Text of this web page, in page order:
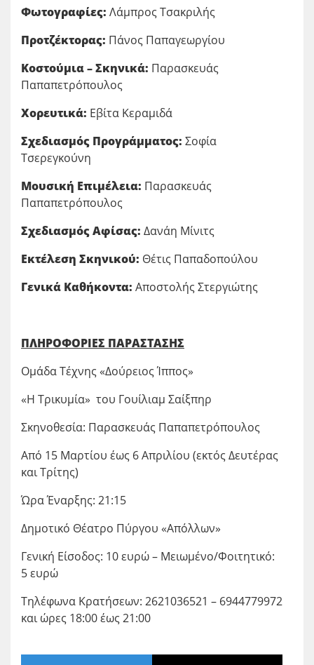
Φωτογραφίες: Λάμπρος Τσακριλής
Προτζέκτορας: Πάνος Παπαγεωργίου
Κοστούμια – Σκηνικά: Παρασκευάς
Παπαπετρόπουλος
Χορευτικά: Εβίτα Κεραμιδά
Σχεδιασμός Προγράμματος: Σοφία
Τσερεγκούνη
Μουσική Επιμέλεια: Παρασκευάς
Παπαπετρόπουλος
Σχεδιασμός Αφίσας: Δανάη Μίνιτς
Εκτέλεση Σκηνικού: Θέτις Παπαδοπούλου
Γενικά Καθήκοντα: Αποστολής Στεργιώτης
ΠΛΗΡΟΦΟΡΙΕΣ ΠΑΡΑΣΤΑΣΗΣ
Ομάδα Τέχνης «Δούρειος Ίππος»
«Η Τρικυμία» του Γουίλιαμ Σαίξπηρ
Σκηνοθεσία: Παρασκευάς Παπαπετρόπουλος
Από 15 Μαρτίου έως 6 Απριλίου (εκτός Δευτέρας
και Τρίτης)
Ώρα Έναρξης: 21:15
Δημοτικό Θέατρο Πύργου «Απόλλων»
Γενική Είσοδος: 10 ευρώ – Μειωμένο/Φοιτητικό:
5 ευρώ
Τηλέφωνα Κρατήσεων: 2621036521 – 6944779972
και ώρες 18:00 έως 21:00